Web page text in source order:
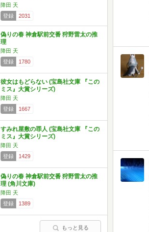
降田 天
登録
2031
偽りの春 神倉駅前交番 狩野雷太の推
理
降田 天
登録
1780
彼女はもどらない (宝島社文庫 『この
ミス』大賞シリーズ)
降田 天
登録
1667
すみれ屋敷の罪人 (宝島社文庫 『この
ミス』大賞シリーズ)
降田 天
登録
1429
偽りの春 神倉駅前交番 狩野雷太の推
理 (角川文庫)
降田 天
登録
1389
もっと見る